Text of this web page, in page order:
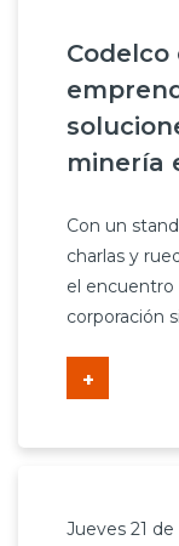
minería
Con un
charlas y
el encuentro
corporación
+
Jueves 21